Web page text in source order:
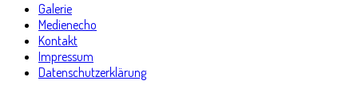
Galerie
Medienecho
Kontakt
Impressum
Datenschutzerklärung